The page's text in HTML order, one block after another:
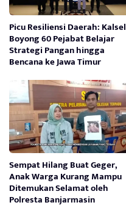
Picu Resiliensi Daerah: Kalsel
Boyong 60 Pejabat Belajar
Strategi Pangan hingga
Bencana ke Jawa Timur
Sempat Hilang Buat Geger,
Anak Warga Kurang Mampu
Ditemukan Selamat oleh
Polresta Banjarmasin